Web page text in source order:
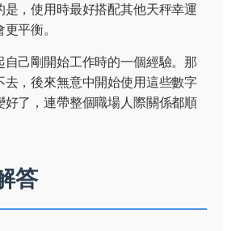
是，使用時最好搭配其他天秤幸運
平衡。
自己剛開始工作時的一個經驗。那
去，後來無意中開始使用這些數字
好了，連帶整個職場人際關係都順
答